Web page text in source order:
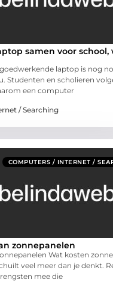
samen voor school,
laptop is nog
Studenten en scholieren
een computer
/ Searching
COMPUTERS / INTERNET /
zonnepanelen
Wat kosten
veel meer dan je denkt.
mee die